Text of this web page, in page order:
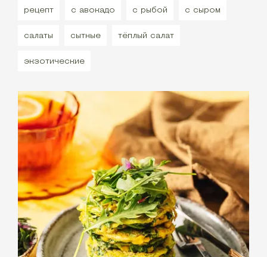
рецепт с авокадо с рыбой с сыром
салаты сытные тёплый салат
экзотические